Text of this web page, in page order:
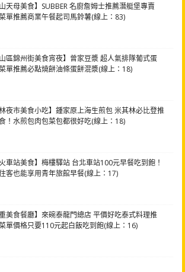
山天母美食】SUBBER 名廚詹姆士推薦潛艇堡專賣
單推薦商業午餐起司馬鈴薯(線上：83)
山區錦州街美食宵夜】曾家豆漿 超人氣排隊葡式蛋
單推薦必點燒餅油條蛋餅混漿(線上：18)
林夜市美食小吃】鍾家原上海生煎包 米其林必比登推
！水煎包肉包菜包都很好吃(線上：18)
火車站美食】梅樓驛站 台北車站100元早餐吃到飽！
客也能享用青年旅館早餐(線上：17)
重美食餐廳】來碗泰龍門總店 平價好吃泰式料理推
單價格只要110元起白飯吃到飽(線上：16)